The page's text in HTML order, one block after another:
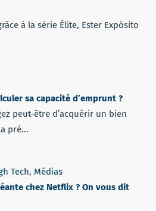
à la série Élite, Ester Expósito
sa capacité d’emprunt ?
peut-être d’acquérir un bien
pré...
Tech, Médias
chez Netflix ? On vous dit